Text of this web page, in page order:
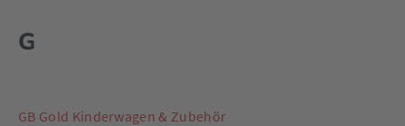
G
GB Gold Kinderwagen & Zubehör